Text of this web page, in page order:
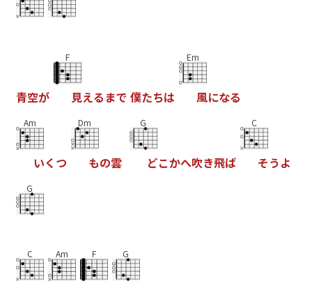
青空が
F
見える まで 僕たちは
Em
風になる
Am
いく つ
Dm
もの雲
G
どこかへ吹き飛ば
C
そう よ
G
C Am F G